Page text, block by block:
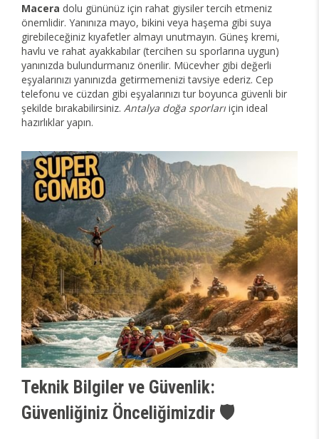
Macera dolu gününüz için rahat giysiler tercih etmeniz
önemlidir. Yanınıza mayo, bikini veya haşema gibi suya
girebileceğiniz kıyafetler almayı unutmayın. Güneş kremi,
havlu ve rahat ayakkabılar (tercihen su sporlarına uygun)
yanınızda bulundurmanız önerilir. Mücevher gibi değerli
eşyalarınızı yanınızda getirmemenizi tavsiye ederiz. Cep
telefonu ve cüzdan gibi eşyalarınızı tur boyunca güvenli bir
şekilde bırakabilirsiniz. Antalya doğa sporları için ideal
hazırlıklar yapın.
Teknik Bilgiler ve Güvenlik:
Güvenliğiniz Önceliğimizdir 🛡️